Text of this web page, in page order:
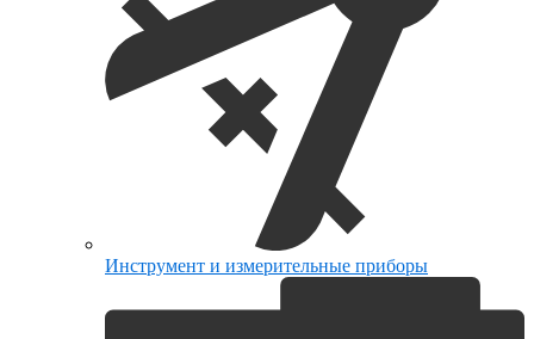
Инструмент и измерительные приборы